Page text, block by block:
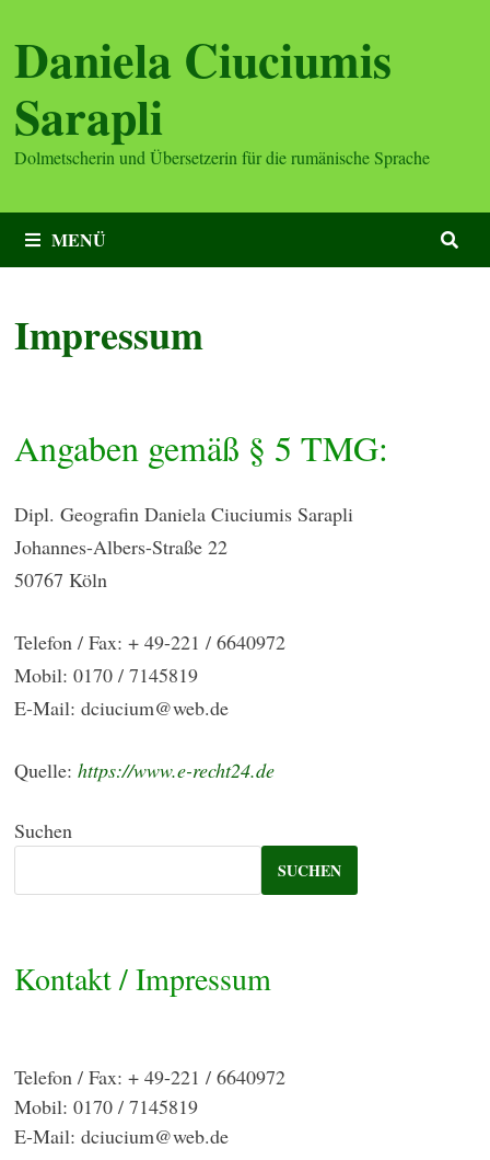
Inhalt
springen
Daniela Ciuciumis
Sarapli
Dolmetscherin und Übersetzerin für die rumänische Sprache
MENÜ
Impressum
Angaben gemäß § 5 TMG:
Dipl. Geografin Daniela Ciuciumis Sarapli
Johannes-Albers-Straße 22
50767 Köln
Telefon / Fax: + 49-221 / 6640972
Mobil: 0170 / 7145819
E-Mail: dciucium@web.de
Quelle: https://www.e-recht24.de
Suchen
SUCHEN
Kontakt / Impressum
Telefon / Fax: + 49-221 / 6640972
Mobil: 0170 / 7145819
E-Mail: dciucium@web.de